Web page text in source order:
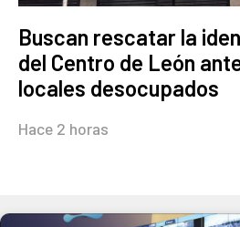
Buscan rescatar la
del Centro de León
locales desocupados
Hace 2 horas